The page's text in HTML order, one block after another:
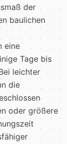
der
baulichen
eine
Tage bis
leichter
die
oder größere